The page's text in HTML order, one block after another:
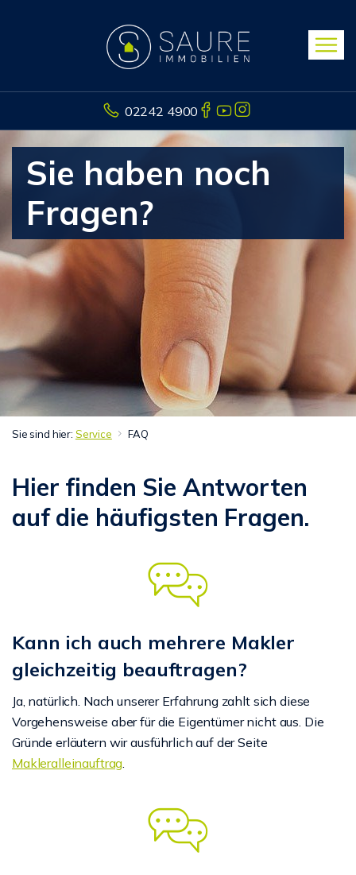
02242 4900
Sie haben noch
Fragen?
Sie sind hier: Service FAQ
Hier finden Sie Antworten
auf die häufigsten Fragen.
Kann ich auch mehrere Makler
gleichzeitig beauftragen?
Ja, natürlich. Nach unserer Erfahrung zahlt sich diese
Vorgehensweise aber für die Eigentümer nicht aus. Die
Gründe erläutern wir ausführlich auf der Seite
Makleralleinauftrag.